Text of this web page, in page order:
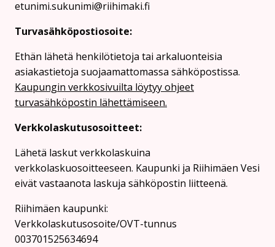
etunimi.sukunimi@riihimaki.fi
Turvasähköpostiosoite:
Ethän lähetä henkilötietoja tai arkaluonteisia
asiakastietoja suojaamattomassa sähköpostissa.
Kaupungin verkkosivuilta löytyy ohjeet
turvasähköpostin lähettämiseen.
Verkkolaskutusosoitteet:
Lähetä laskut verkkolaskuina
verkkolaskuosoitteeseen. Kaupunki ja Riihimäen Vesi
eivät vastaanota laskuja sähköpostin liitteenä.
Riihimäen kaupunki:
Verkkolaskutusosoite/OVT-tunnus
003701525634694